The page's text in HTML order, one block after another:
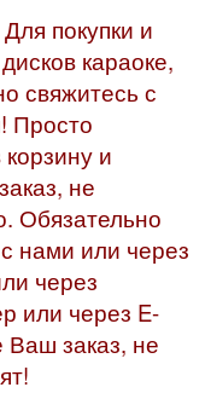
покупки и
караоке,
свяжитесь с
Просто
и
не
Обязательно
нами или через
через
или через E-
Ваш заказ, не